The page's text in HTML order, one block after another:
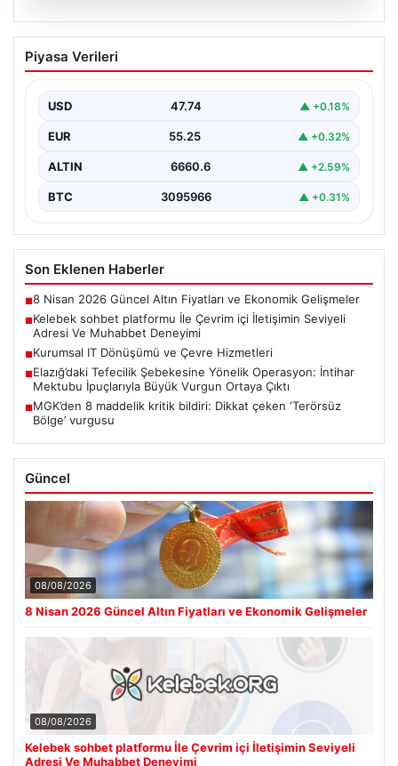
08.08.2026
Kelebek sohbet platformu İle Çevrim içi
İletişimin Seviyeli Adresi Ve Muhabbet
İnternet ortamında insanların seviyeli bir şekilde irtibat
çeşitli…
Piyasa Verileri
USD 47.74 ▲ +0.18%
EUR 55.25 ▲ +0.32%
ALTIN 6660.6 ▲ +2.59%
BTC 3095966 ▲ +0.31%
Son Eklenen Haberler
■8 Nisan 2026 Güncel Altın Fiyatları ve Ekonomik Gelişmeler
■Kelebek sohbet platformu İle Çevrim içi İletişimin Seviyeli
Adresi Ve Muhabbet Deneyimi
■Kurumsal IT Dönüşümü ve Çevre Hizmetleri
■Elazığ’daki Tefecilik Şebekesine Yönelik Operasyon: İntihar
Mektubu İpuçlarıyla Büyük Vurgun Ortaya Çıktı
■MGK’den 8 maddelik kritik bildiri: Dikkat çeken ‘Terörsüz
Bölge’ vurgusu
Güncel
08/08/2026
8 Nisan 2026 Güncel Altın Fiyatları ve Ekonomik Gelişmeler
08/08/2026
Kelebek sohbet platformu İle Çevrim içi İletişimin Seviyeli
Adresi Ve Muhabbet Deneyimi